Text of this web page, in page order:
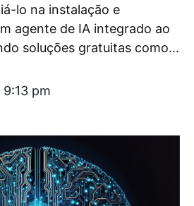
lo na instalação e
agente de IA integrado ao
soluções gratuitas como...
9:13 pm